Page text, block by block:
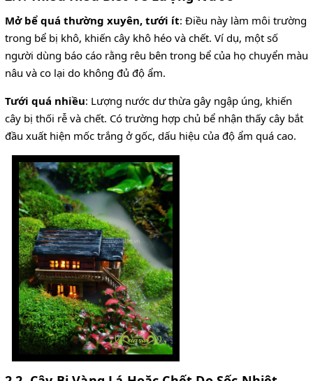
Mở bể quá thường xuyên, tưới ít: Điều này làm môi trường
trong bể bị khô, khiến cây khô héo và chết. Ví dụ, một số
người dùng báo cáo rằng rêu bên trong bể của họ chuyển màu
nâu và co lại do không đủ độ ẩm.
Tưới quá nhiều: Lượng nước dư thừa gây ngập úng, khiến
cây bị thối rễ và chết. Có trường hợp chủ bể nhận thấy cây bắt
đầu xuất hiện mốc trắng ở gốc, dấu hiệu của độ ẩm quá cao.